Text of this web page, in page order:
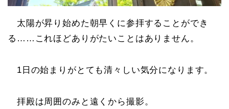
太陽が昇り始めた朝早くに参拝することができ
る……これほどありがたいことはありません。
1日の始まりがとても清々しい気分になります。
拝殿は周囲のみと遠くから撮影。